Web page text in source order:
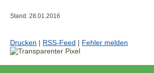
Stand: 28.01.2016
Drucken | RSS-Feed | Fehler melden